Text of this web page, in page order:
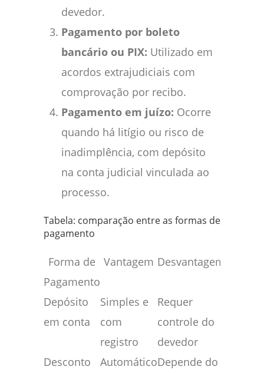
devedor.
Pagamento por boleto
bancário ou PIX: Utilizado em
acordos extrajudiciais com
comprovação por recibo.
Pagamento em juízo: Ocorre
quando há litígio ou risco de
inadimplência, com depósito
na conta judicial vinculada ao
processo.
Tabela: comparação entre as formas de
pagamento
Forma de
Pagamento
Vantagem Desvantagem
Depósito
em conta
Simples e
com
registro
Requer
controle do
devedor
Desconto
AutomáticoDepende do